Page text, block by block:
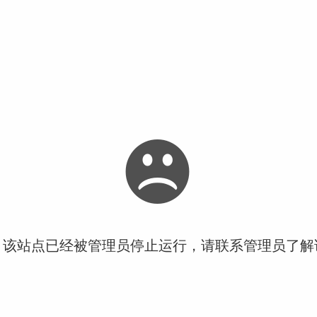
站点已经被管理员停止运行，请联系管理员了